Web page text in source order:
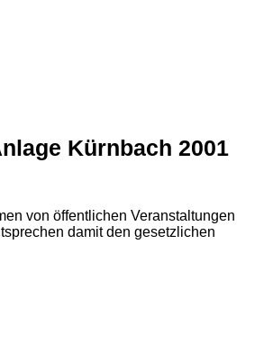
Kürnbach 2001
von öffentlichen Veranstaltungen
damit den gesetzlichen